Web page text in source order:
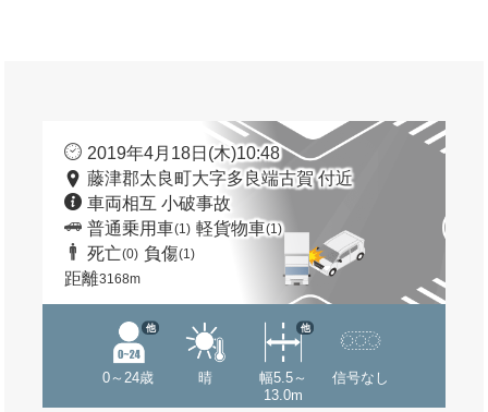
2019年4月18日(木)10:48
藤津郡太良町大字多良端古賀 付近
車両相互 小破事故
普通乗用車(1) 軽貨物車(1)
死亡(0) 負傷(1)
距離3168m
0～24歳
他
晴
幅5.5～
13.0m
他
信号なし